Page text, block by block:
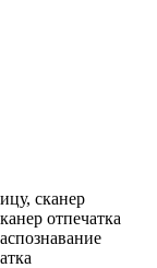
сканер
отпечатка